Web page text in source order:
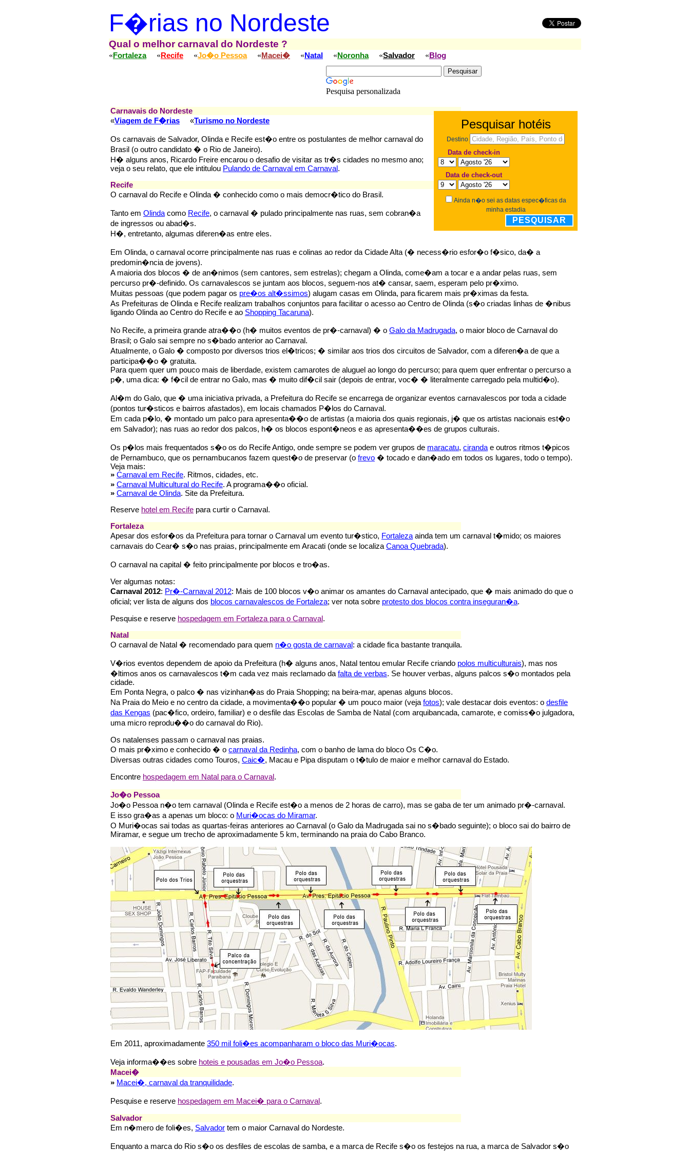
F�rias no Nordeste
Qual o melhor carnaval do Nordeste ?
« Fortaleza« Recife «Jo�o Pessoa« Macei� «Natal «Noronha«Salvador « Blog
Pesquisa personalizada
Pesquisar hotéis
Destino
Data de check-in
Data de check-out
Ainda n�o sei as datas espec�ficas da
minha estadia
PESQUISAR
Carnavais do Nordeste
«Viagem de F�rias «Turismo no Nordeste
Os carnavais de Salvador, Olinda e Recife est�o entre os postulantes de melhor carnaval do
Brasil (o outro candidato � o Rio de Janeiro).
H� alguns anos, Ricardo Freire encarou o desafio de visitar as tr�s cidades no mesmo ano;
veja o seu relato, que ele intitulou Pulando de Carnaval em Carnaval .
Recife
O carnaval do Recife e Olinda � conhecido como o mais democr�tico do Brasil.
Tanto em Olinda como Recife, o carnaval � pulado principalmente nas ruas, sem cobran�a
de ingressos ou abad�s.
H�, entretanto, algumas diferen�as entre eles.
Em Olinda, o carnaval ocorre principalmente nas ruas e colinas ao redor da Cidade Alta (� necess�rio esfor�o f�sico, da� a
predomin�ncia de jovens).
A maioria dos blocos � de an�nimos (sem cantores, sem estrelas); chegam a Olinda, come�am a tocar e a andar pelas ruas, sem
percurso pr�-definido. Os carnavalescos se juntam aos blocos, seguem-nos at� cansar, saem, esperam pelo pr�ximo.
Muitas pessoas (que podem pagar os pre�os alt�ssimos) alugam casas em Olinda, para ficarem mais pr�ximas da festa.
As Prefeituras de Olinda e Recife realizam trabalhos conjuntos para facilitar o acesso ao Centro de Olinda (s�o criadas linhas de �nibus
ligando Olinda ao Centro do Recife e ao Shopping Tacaruna).
No Recife, a primeira grande atra��o (h� muitos eventos de pr�-carnaval) � o Galo da Madrugada, o maior bloco de Carnaval do
Brasil; o Galo sai sempre no s�bado anterior ao Carnaval.
Atualmente, o Galo � composto por diversos trios el�tricos; � similar aos trios dos circuitos de Salvador, com a diferen�a de que a
participa��o � gratuita.
Para quem quer um pouco mais de liberdade, existem camarotes de aluguel ao longo do percurso; para quem quer enfrentar o percurso a
p�, uma dica: � f�cil de entrar no Galo, mas � muito dif�cil sair (depois de entrar, voc� � literalmente carregado pela multid�o).
Al�m do Galo, que � uma iniciativa privada, a Prefeitura do Recife se encarrega de organizar eventos carnavalescos por toda a cidade
(pontos tur�sticos e bairros afastados), em locais chamados P�los do Carnaval.
Em cada p�lo, � montado um palco para apresenta��o de artistas (a maioria dos quais regionais, j� que os artistas nacionais est�o
em Salvador); nas ruas ao redor dos palcos, h� os blocos espont�neos e as apresenta��es de grupos culturais.
Os p�los mais frequentados s�o os do Recife Antigo, onde sempre se podem ver grupos de maracatu, ciranda e outros ritmos t�picos
de Pernambuco, que os pernambucanos fazem quest�o de preservar (o frevo � tocado e dan�ado em todos os lugares, todo o tempo).
Veja mais:
» Carnaval em Recife. Ritmos, cidades, etc.
» Carnaval Multicultural do Recife. A programa��o oficial.
» Carnaval de Olinda. Site da Prefeitura.
Reserve hotel em Recife para curtir o Carnaval.
Fortaleza
Apesar dos esfor�os da Prefeitura para tornar o Carnaval um evento tur�stico, Fortaleza ainda tem um carnaval t�mido; os maiores
carnavais do Cear� s�o nas praias, principalmente em Aracati (onde se localiza Canoa Quebrada).
O carnaval na capital � feito principalmente por blocos e tro�as.
Ver algumas notas:
Carnaval 2012: Pr�-Carnaval 2012: Mais de 100 blocos v�o animar os amantes do Carnaval antecipado, que � mais animado do que o
oficial; ver lista de alguns dos blocos carnavalescos de Fortaleza; ver nota sobre protesto dos blocos contra inseguran�a.
Pesquise e reserve hospedagem em Fortaleza para o Carnaval .
Natal
O carnaval de Natal � recomendado para quem n�o gosta de carnaval : a cidade fica bastante tranquila.
V�rios eventos dependem de apoio da Prefeitura (h� alguns anos, Natal tentou emular Recife criando polos multiculturais), mas nos
�ltimos anos os carnavalescos t�m cada vez mais reclamado da falta de verbas. Se houver verbas, alguns palcos s�o montados pela
cidade.
Em Ponta Negra, o palco � nas vizinhan�as do Praia Shopping; na beira-mar, apenas alguns blocos.
Na Praia do Meio e no centro da cidade, a movimenta��o popular � um pouco maior (veja fotos); vale destacar dois eventos: o desfile
das Kengas (pac�fico, ordeiro, familiar) e o desfile das Escolas de Samba de Natal (com arquibancada, camarote, e comiss�o julgadora,
uma micro reprodu��o do carnaval do Rio).
Os natalenses passam o carnaval nas praias.
O mais pr�ximo e conhecido � o carnaval da Redinha, com o banho de lama do bloco Os C�o.
Diversas outras cidades como Touros, Caic�, Macau e Pipa disputam o t�tulo de maior e melhor carnaval do Estado.
Encontre hospedagem em Natal para o Carnaval .
Jo�o Pessoa
Jo�o Pessoa n�o tem carnaval (Olinda e Recife est�o a menos de 2 horas de carro), mas se gaba de ter um animado pr�-carnaval.
E isso gra�as a apenas um bloco: o Muri�ocas do Miramar.
O Muri�ocas sai todas as quartas-feiras anteriores ao Carnaval (o Galo da Madrugada sai no s�bado seguinte); o bloco sai do bairro de
Miramar, e segue um trecho de aproximadamente 5 km, terminando na praia do Cabo Branco.
Em 2011, aproximadamente 350 mil foli�es acompanharam o bloco das Muri�ocas.
Veja informa��es sobre hoteis e pousadas em Jo�o Pessoa.
Macei�
» Macei�, carnaval da tranquilidade.
Pesquise e reserve hospedagem em Macei� para o Carnaval .
Salvador
Em n�mero de foli�es, Salvador tem o maior Carnaval do Nordeste.
Enquanto a marca do Rio s�o os desfiles de escolas de samba, e a marca de Recife s�o os festejos na rua, a marca de Salvador s�o